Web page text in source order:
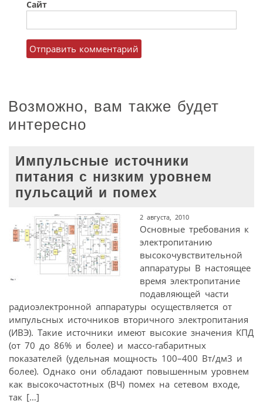
Сайт
Возможно, вам также будет
интересно
Импульсные источники
питания с низким уровнем
пульсаций и помех
2 августа, 2010
Основные требования к
электропитанию
высокочувствительной
аппаратуры В настоящее
время электропитание
подавляющей части
радиоэлектронной аппаратуры осуществляется от
импульсных источников вторичного электропитания
(ИВЭ). Такие источники имеют высокие значения КПД
(от 70 до 86% и более) и массо-габаритных
показателей (удельная мощность 100–400 Вт/дм3 и
более). Однако они обладают повышенным уровнем
как высокочастотных (ВЧ) помех на сетевом входе,
так […]